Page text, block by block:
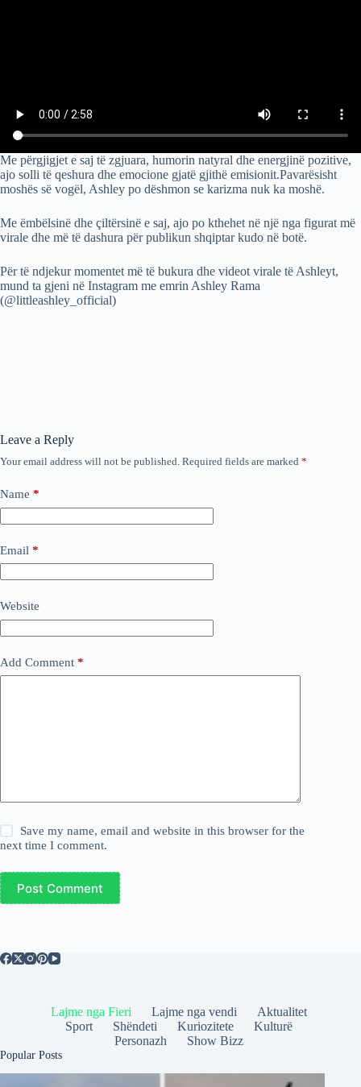
Me përgjigjet e saj të zgjuara, humorin natyral dhe energjinë pozitive,
ajo solli të qeshura dhe emocione gjatë gjithë emisionit.Pavarësisht
moshës së vogël, Ashley po dëshmon se karizma nuk ka moshë.
Me ëmbëlsinë dhe çiltërsinë e saj, ajo po kthehet në një nga figurat më
virale dhe më të dashura për publikun shqiptar kudo në botë.
Për të ndjekur momentet më të bukura dhe videot virale të Ashleyt,
mund ta gjeni në Instagram me emrin Ashley Rama
(@littleashley_official)
Leave a Reply
Your email address will not be published. Required fields are marked *
Name *
Email *
Website
Add Comment *
Save my name, email and website in this browser for the
next time I comment.
Post Comment
Lajme nga Fieri Lajme nga vendi
Aktualitet
Sport
Shëndeti Kuriozitete
Kulturë
Personazh
Show Bizz
Popular Posts